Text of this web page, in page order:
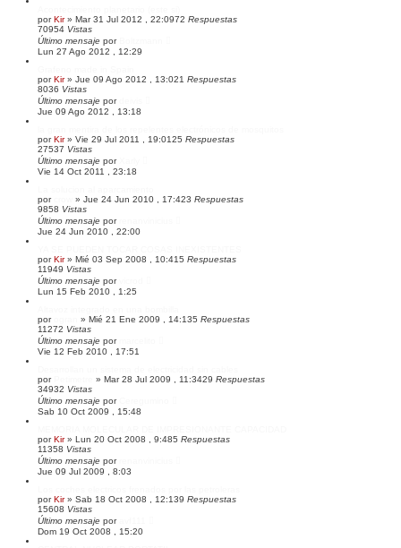
porKir» Mar 31 Jul 2012 , 22:0972 Respuestas
70954 Vistas
Último mensaje por
Lun 27 Ago 2012 , 12:29
porKir» Jue 09 Ago 2012 , 13:021 Respuestas
8036 Vistas
Último mensaje por
Jue 09 Ago 2012 , 13:18
porKir» Vie 29 Jul 2011 , 19:0125 Respuestas
27537 Vistas
Último mensaje por
Vie 14 Oct 2011 , 23:18
por
» Jue 24 Jun 2010 , 17:423 Respuestas
9858 Vistas
Último mensaje por
Jue 24 Jun 2010 , 22:00
porKir» Mié 03 Sep 2008 , 10:415 Respuestas
11949 Vistas
Último mensaje por
Lun 15 Feb 2010 , 1:25
por
» Mié 21 Ene 2009 , 14:135 Respuestas
11272 Vistas
Último mensaje por
Vie 12 Feb 2010 , 17:51
por
» Mar 28 Jul 2009 , 11:3429 Respuestas
34932 Vistas
Último mensaje por
Sab 10 Oct 2009 , 15:48
porKir» Lun 20 Oct 2008 , 9:485 Respuestas
11358 Vistas
Último mensaje por
Jue 09 Jul 2009 , 8:03
porKir» Sab 18 Oct 2008 , 12:139 Respuestas
15608 Vistas
Último mensaje por
Dom 19 Oct 2008 , 15:20